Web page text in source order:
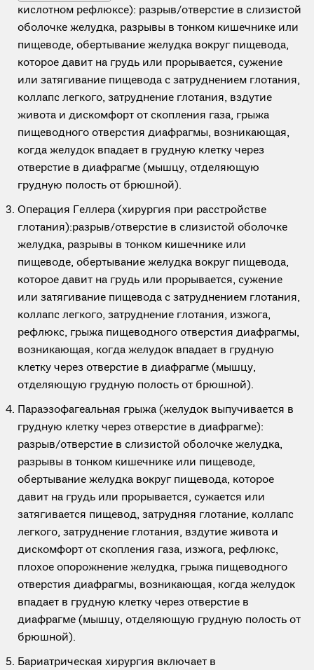
кислотном рефлюксе): разрыв/отверстие в слизистой
оболочке желудка, разрывы в тонком кишечнике или
пищеводе, обертывание желудка вокруг пищевода,
которое давит на грудь или прорывается, сужение
или затягивание пищевода с затруднением глотания,
коллапс легкого, затруднение глотания, вздутие
живота и дискомфорт от скопления газа, грыжа
пищеводного отверстия диафрагмы, возникающая,
когда желудок впадает в грудную клетку через
отверстие в диафрагме (мышцу, отделяющую
грудную полость от брюшной).
Операция Геллера (хирургия при расстройстве
глотания):разрыв/отверстие в слизистой оболочке
желудка, разрывы в тонком кишечнике или
пищеводе, обертывание желудка вокруг пищевода,
которое давит на грудь или прорывается, сужение
или затягивание пищевода с затруднением глотания,
коллапс легкого, затруднение глотания, изжога,
рефлюкс, грыжа пищеводного отверстия диафрагмы,
возникающая, когда желудок впадает в грудную
клетку через отверстие в диафрагме (мышцу,
отделяющую грудную полость от брюшной).
Параэзофагеальная грыжа (желудок выпучивается в
грудную клетку через отверстие в диафрагме):
разрыв/отверстие в слизистой оболочке желудка,
разрывы в тонком кишечнике или пищеводе,
обертывание желудка вокруг пищевода, которое
давит на грудь или прорывается, сужается или
затягивается пищевод, затрудняя глотание, коллапс
легкого, затруднение глотания, вздутие живота и
дискомфорт от скопления газа, изжога, рефлюкс,
плохое опорожнение желудка, грыжа пищеводного
отверстия диафрагмы, возникающая, когда желудок
впадает в грудную клетку через отверстие в
диафрагме (мышцу, отделяющую грудную полость от
брюшной).
Бариатрическая хирургия включает в